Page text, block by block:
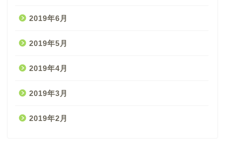
2019年6月
2019年5月
2019年4月
2019年3月
2019年2月